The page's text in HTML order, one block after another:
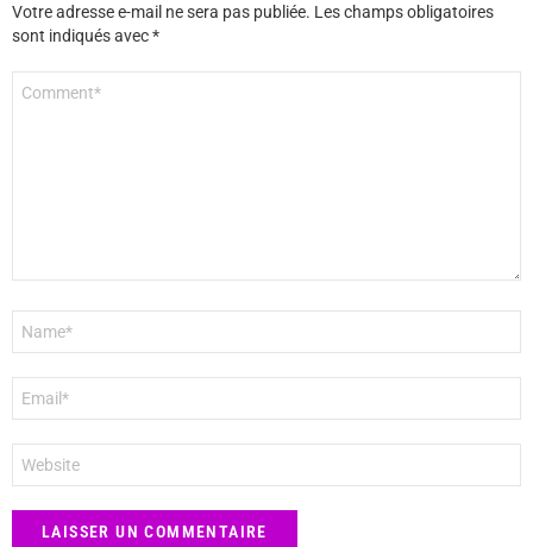
Votre adresse e-mail ne sera pas publiée. Les champs obligatoires
sont indiqués avec*
mail
*
web